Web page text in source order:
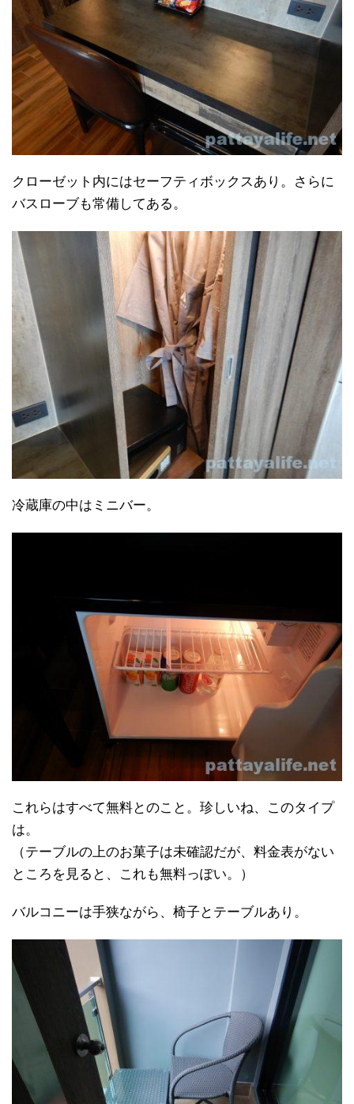
クローゼット内にはセーフティボックスあり。さらに
バスローブも常備してある。
冷蔵庫の中はミニバー。
これらはすべて無料とのこと。珍しいね、このタイプ
は。
（テーブルの上のお菓子は未確認だが、料金表がない
ところを見ると、これも無料っぽい。）
バルコニーは手狭ながら、椅子とテーブルあり。